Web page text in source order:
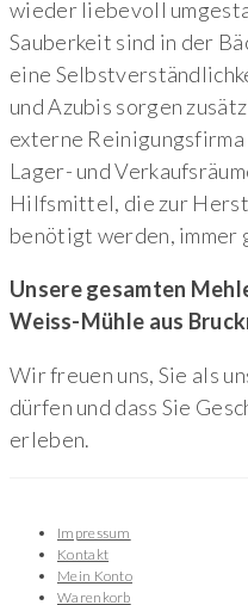
wieder liebevoll
Sauberkeit sind in der
eine
und Azubis sorgen
externe
Lager- und
Hilfsmittel, die zur
benötigt werden, immer
Unsere gesamten
Weiss-Mühle aus
Wir freuen uns, Sie als
dürfen und dass Sie
erleben.
Impressum
Kontakt
Mein Konto
Warenkorb